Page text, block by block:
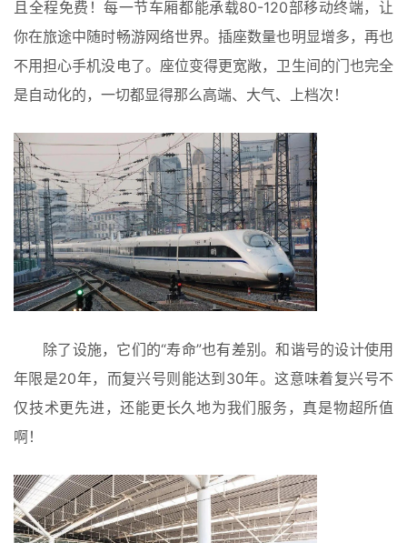
同
城
美
|
打
车
免
费
办
卡
登录 注册
且全程免费！每一节车厢都能承载80-120部移动终端，让
你在旅途中随时畅游网络世界。插座数量也明显增多，再也
不用担心手机没电了。座位变得更宽敞，卫生间的门也完全
是自动化的，一切都显得那么高端、大气、上档次！
除了设施，它们的“寿命”也有差别。和谐号的设计使用
年限是20年，而复兴号则能达到30年。这意味着复兴号不
仅技术更先进，还能更长久地为我们服务，真是物超所值
啊！